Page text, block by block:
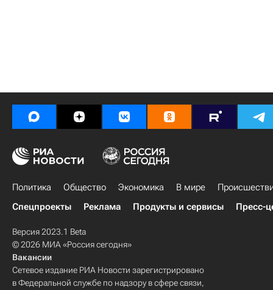
Политика Общество Экономика В мире
Спецпроекты
Реклама Продукты и сервисы Пресс-
Версия 2023.1 Beta
© 2026 МИА «Россия сегодня»
Вакансии
Сетевое издание РИА Новости зарегистрировано
в Федеральной службе по надзору в сфере связи,